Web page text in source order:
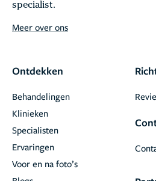
specialist.
Meer over ons
Ontdekken
Behandelingen
Klinieken
Specialisten
Ervaringen
Voor en na foto’s